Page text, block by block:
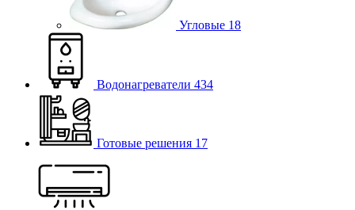
Угловые 18
Водонагреватели 434
Готовые решения 17